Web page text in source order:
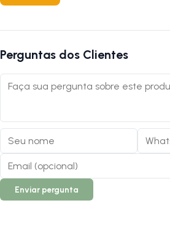
Perguntas dos Clientes
Enviar pergunta